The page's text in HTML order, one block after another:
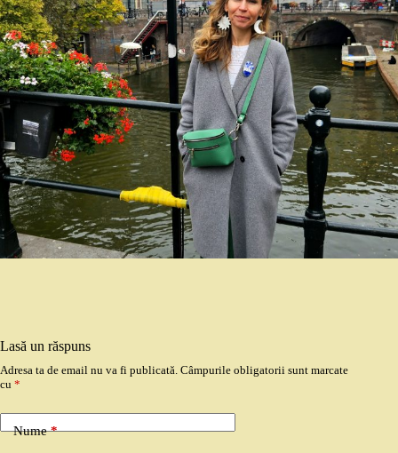
Lasă un răspuns
Adresa ta de email nu va fi publicată. Câmpurile obligatorii sunt marcate
cu *
Nume*